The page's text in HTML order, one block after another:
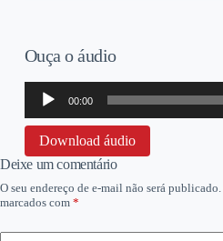
Ouça o áudio
Tocador
áudio
00:00
Download áudio
Deixe um comentário
O seu endereço de e-mail não será publicado.
marcados com *